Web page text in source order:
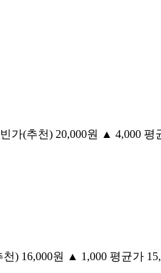
가(추천) 20,000원 ▲ 4,000
) 16,000원 ▲ 1,000 평균가